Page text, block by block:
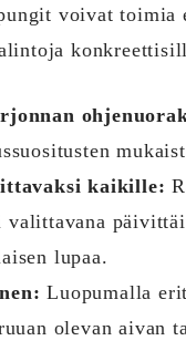
voivat
kaikille:
lupaa.
Luopumalla
olevan aivan